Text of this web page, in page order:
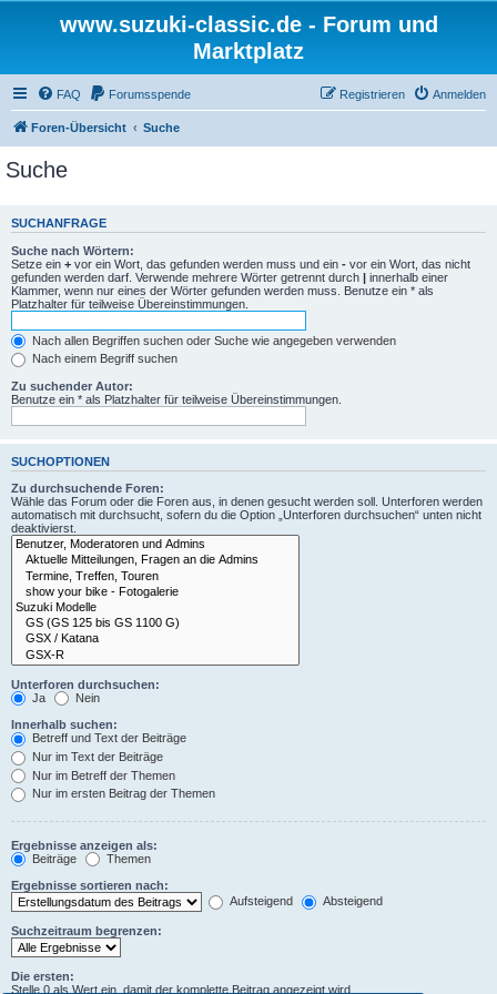
www.suzuki-classic.de - Forum und
Marktplatz
FAQ Forumsspende Anmelden
Registrieren
Foren-Übersicht Suche
Suche
SUCHANFRAGE
Suche nach Wörtern:
Setze ein + vor ein Wort, das gefunden werden muss und ein - vor ein Wort, das nicht
gefunden werden darf. Verwende mehrere Wörter getrennt durch | innerhalb einer
Klammer, wenn nur eines der Wörter gefunden werden muss. Benutze ein * als
Platzhalter für teilweise Übereinstimmungen.
Nach allen Begriffen suchen oder Suche wie angegeben verwenden
Nach einem Begriff suchen
Zu suchender Autor:
Benutze ein * als Platzhalter für teilweise Übereinstimmungen.
SUCHOPTIONEN
Zu durchsuchende Foren:
Wähle das Forum oder die Foren aus, in denen gesucht werden soll. Unterforen werden
automatisch mit durchsucht, sofern du die Option „Unterforen durchsuchen“ unten nicht
deaktivierst.
Unterforen durchsuchen:
Ja
Nein
Innerhalb suchen:
Betreff und Text der Beiträge
Nur im Text der Beiträge
Nur im Betreff der Themen
Nur im ersten Beitrag der Themen
Ergebnisse anzeigen als:
Beiträge
Themen
Ergebnisse sortieren nach:
Aufsteigend
Absteigend
Suchzeitraum begrenzen:
Die ersten:
Stelle 0 als Wert ein, damit der komplette Beitrag angezeigt wird.